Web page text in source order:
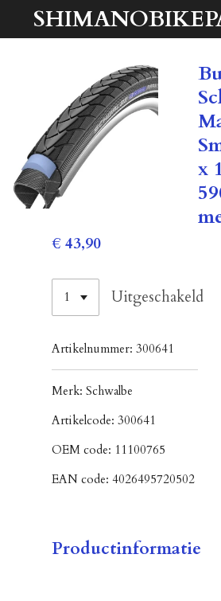
x
€ 43,90
Uitgeschakeld
Artikelnummer: 300641
Merk: Schwalbe
Artikelcode: 300641
OEM code: 11100765
EAN code: 4026495720502
Productinformatie